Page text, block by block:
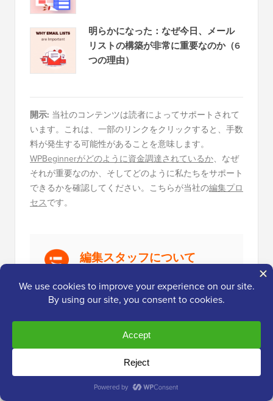
明らかになった：なぜ今日、メール
リストの構築が非常に重要なのか（6
つの理由）
開示: 当社のコンテンツは読者によってサポートされて
います。これは、一部のリンクをクリックすると、手数
料が発生する可能性があることを意味します。
WPBeginnerがどのように資金調達されているか、なぜ
それが重要なのか、そしてどのように私たちをサポート
できるかを確認してください。こちらが当社の編集プロ
セスです。
編集スタッフについて
WPBeginnerの編集スタッフは、WordPress、
Webホスティング、eコマース、SEO、マー
Balkhiが率いるWordPress専門家のチームで
す。2009年に開始されたWPBeginnerは、現
在、業界最大の無料WordPressリソースサイ
トであり、WordPressのWikipediaと呼ばれる